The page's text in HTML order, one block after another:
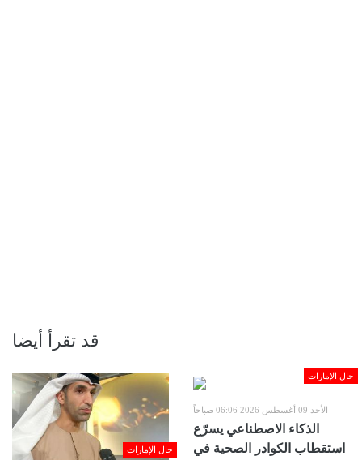
قد تقرأ أيضا
حال الإمارات
حال الإمارات
الأحد 09 أغسطس 2026 06:06 صباحاً
الذكاء الاصطناعي يسرّع
استقطاب الكوادر الصحية في